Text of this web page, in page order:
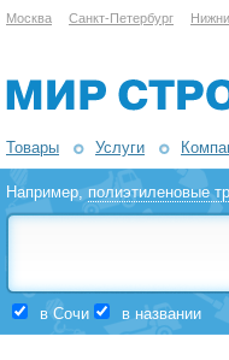
Москва Санкт-Петербург
Товары Услуги
Например,полиэтиленовые
в Сочи в названии